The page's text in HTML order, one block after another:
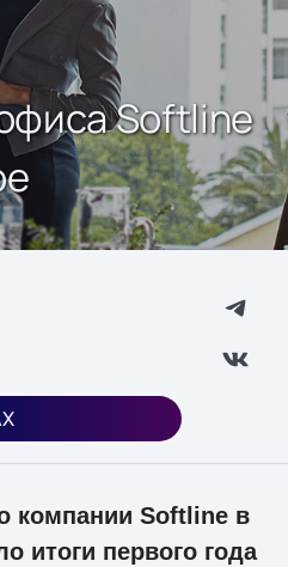
Softline
компании Softline в
итоги первого года